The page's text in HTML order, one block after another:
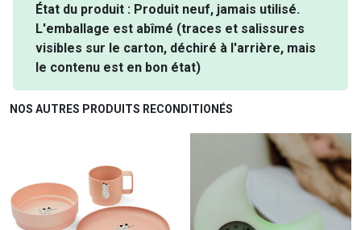
État du produit : Produit neuf, jamais utilisé.
L'emballage est abîmé (traces et salissures
visibles sur le carton, déchiré à l'arrière, mais
le contenu est en bon état)
NOS AUTRES PRODUITS RECONDITIONÉS